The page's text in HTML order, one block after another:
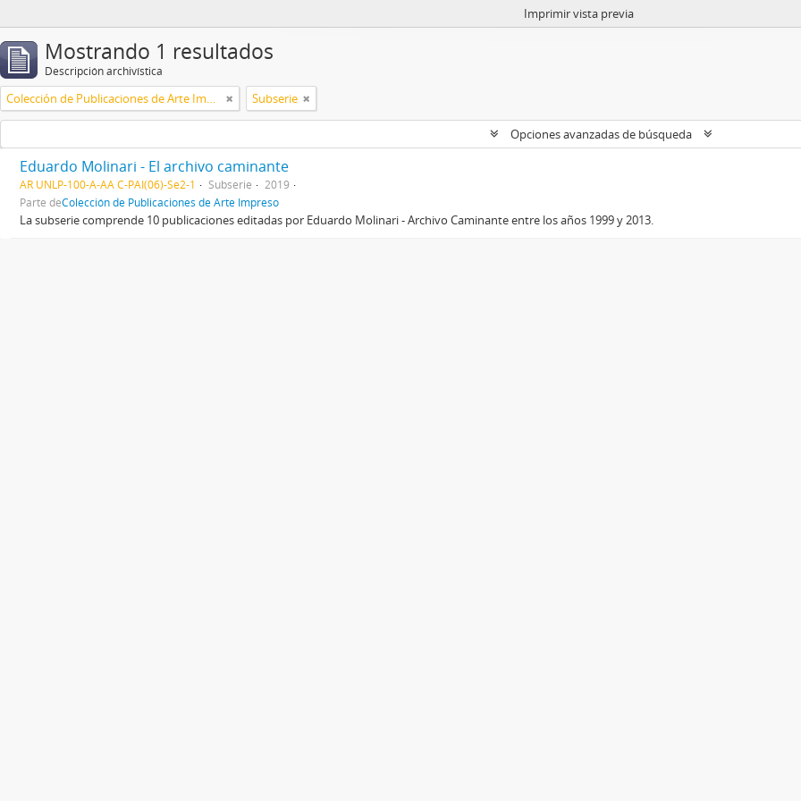
Imprimir vista previa
Mostrando 1 resultados
Descripción archivística
Colección de Publicaciones de Arte Impreso Subserie
Opciones avanzadas de búsqueda
Eduardo Molinari - El archivo caminante
AR UNLP-100-A-AA C-PAI(06)-Se2-1 Subserie
2019
Parte deColección de Publicaciones de Arte Impreso
La subserie comprende 10 publicaciones editadas por Eduardo Molinari - Archivo Caminante entre los años 1999 y 2013.